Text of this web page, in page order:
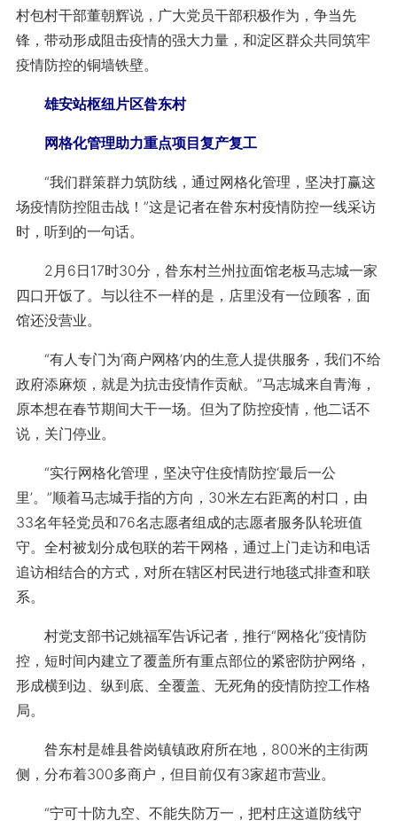
村包村干部董朝辉说，广大党员干部积极作为，争当先
锋，带动形成阻击疫情的强大力量，和淀区群众共同筑牢
疫情防控的铜墙铁壁。
雄安站枢纽片区昝东村
网格化管理助力重点项目复产复工
“我们群策群力筑防线，通过网格化管理，坚决打赢这
场疫情防控阻击战！”这是记者在昝东村疫情防控一线采访
时，听到的一句话。
2月6日17时30分，昝东村兰州拉面馆老板马志城一家
四口开饭了。与以往不一样的是，店里没有一位顾客，面
馆还没营业。
“有人专门为‘商户网格’内的生意人提供服务，我们不给
政府添麻烦，就是为抗击疫情作贡献。”马志城来自青海，
原本想在春节期间大干一场。但为了防控疫情，他二话不
说，关门停业。
“实行网格化管理，坚决守住疫情防控‘最后一公
里’。”顺着马志城手指的方向，30米左右距离的村口，由
33名年轻党员和76名志愿者组成的志愿者服务队轮班值
守。全村被划分成包联的若干网格，通过上门走访和电话
追访相结合的方式，对所在辖区村民进行地毯式排查和联
系。
村党支部书记姚福军告诉记者，推行“网格化”疫情防
控，短时间内建立了覆盖所有重点部位的紧密防护网络，
形成横到边、纵到底、全覆盖、无死角的疫情防控工作格
局。
昝东村是雄县昝岗镇镇政府所在地，800米的主街两
侧，分布着300多商户，但目前仅有3家超市营业。
“宁可十防九空、不能失防万一，把村庄这道防线守